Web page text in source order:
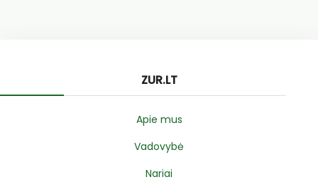
ZUR.LT
Apie mus
Vadovybė
Nariai